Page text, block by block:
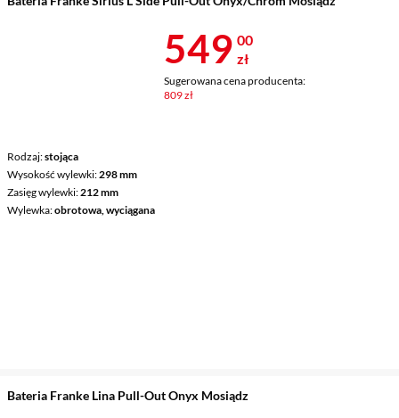
Rodzaj stojąca
Wysokość wylewki 298 mm
Zasięg wylewki 212 mm
Wylewka obrotowa, wyciągana
Cena 549 zł
549 00
zł
Sugerowana cena producenta:
809 zł
Bateria Franke Lina Pull-Out Onyx Mosiądz